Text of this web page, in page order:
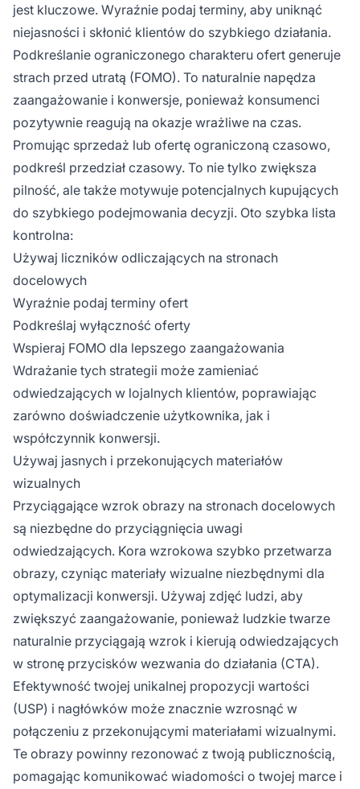
jest kluczowe. Wyraźnie podaj terminy, aby uniknąć
niejasności i skłonić klientów do szybkiego działania.
Podkreślanie ograniczonego charakteru ofert generuje
strach przed utratą (FOMO). To naturalnie napędza
zaangażowanie i konwersje, ponieważ konsumenci
pozytywnie reagują na okazje wrażliwe na czas.
Promując sprzedaż lub ofertę ograniczoną czasowo,
podkreśl przedział czasowy. To nie tylko zwiększa
pilność, ale także motywuje potencjalnych kupujących
do szybkiego podejmowania decyzji. Oto szybka lista
kontrolna:
Używaj liczników odliczających na stronach
docelowych
Wyraźnie podaj terminy ofert
Podkreślaj wyłączność oferty
Wspieraj FOMO dla lepszego zaangażowania
Wdrażanie tych strategii może zamieniać
odwiedzających w lojalnych klientów, poprawiając
zarówno doświadczenie użytkownika, jak i
współczynnik konwersji.
Używaj jasnych i przekonujących materiałów
wizualnych
Przyciągające wzrok obrazy na stronach docelowych
są niezbędne do przyciągnięcia uwagi
odwiedzających. Kora wzrokowa szybko przetwarza
obrazy, czyniąc materiały wizualne niezbędnymi dla
optymalizacji konwersji. Używaj zdjęć ludzi, aby
zwiększyć zaangażowanie, ponieważ ludzkie twarze
naturalnie przyciągają wzrok i kierują odwiedzających
w stronę przycisków wezwania do działania (CTA).
Efektywność twojej unikalnej propozycji wartości
(USP) i nagłówków może znacznie wzrosnąć w
połączeniu z przekonującymi materiałami wizualnymi.
Te obrazy powinny rezonować z twoją publicznością,
pomagając komunikować wiadomości o twojej marce i